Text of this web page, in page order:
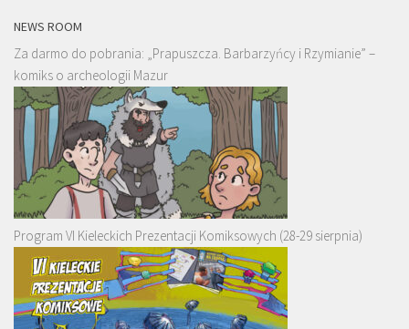
NEWS ROOM
Za darmo do pobrania: „Prapuszcza. Barbarzyńcy i Rzymianie” –
komiks o archeologii Mazur
Program VI Kieleckich Prezentacji Komiksowych (28-29 sierpnia)